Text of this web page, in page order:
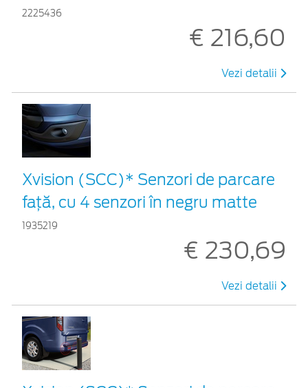
2225436
€ 216,60
Vezi detalii
Xvision (SCC)* Senzori de parcare
faţă, cu 4 senzori în negru matte
1935219
€ 230,69
Vezi detalii